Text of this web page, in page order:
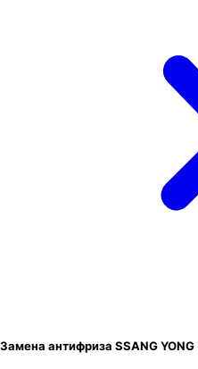
Замена антифриза SSANG YONG